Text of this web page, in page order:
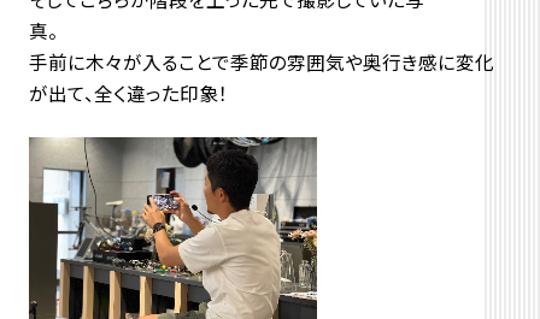
手前に木々が入ることで季節の雰囲気や奥行き感に変化
が出て、全く違った印象！